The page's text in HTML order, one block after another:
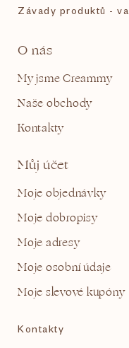
Závady produktů -
O nás
My jsme Creammy
Naše obchody
Kontakty
Můj účet
Moje objednávky
Moje dobropisy
Moje adresy
Moje osobní údaje
Moje slevové kupóny
Kontakty